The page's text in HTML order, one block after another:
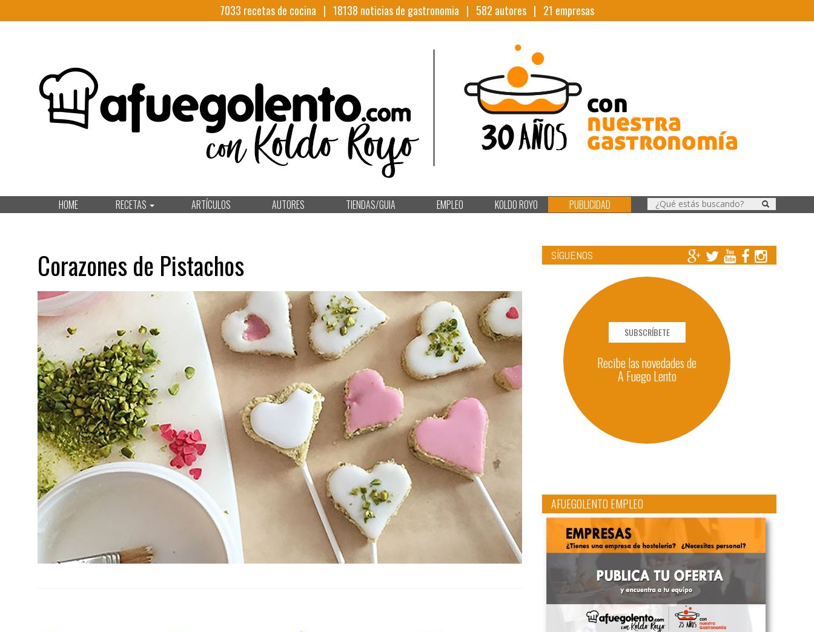
7033 recetas de cocina | 18138 noticias de gastronomia | 582 autores | 21 empresas
HOME RECETAS ARTÍCULOS AUTORES TIENDAS/GUIA EMPLEO KOLDO ROYO PUBLICIDAD
Corazones de Pistachos SÍGUENOS
SUBSCRÍBETE
Recibe las novedades de
A Fuego Lento
AFUEGOLENTO EMPLEO